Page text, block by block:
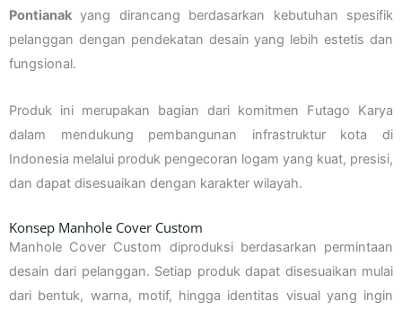
Pontianak yang dirancang berdasarkan kebutuhan spesifik
pelanggan dengan pendekatan desain yang lebih estetis dan
fungsional.
Produk ini merupakan bagian dari komitmen Futago Karya
dalam mendukung pembangunan infrastruktur kota di
Indonesia melalui produk pengecoran logam yang kuat, presisi,
dan dapat disesuaikan dengan karakter wilayah.
Konsep Manhole Cover Custom
Manhole Cover Custom diproduksi berdasarkan permintaan
desain dari pelanggan. Setiap produk dapat disesuaikan mulai
dari bentuk, warna, motif, hingga identitas visual yang ingin